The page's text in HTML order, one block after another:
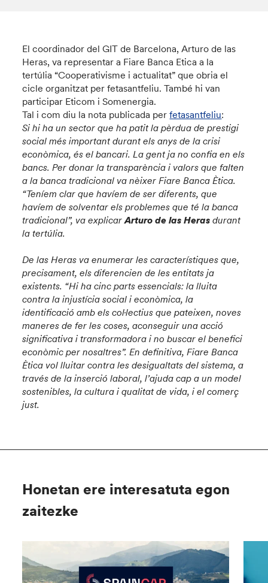
El coordinador del GIT de Barcelona, Arturo de las
Heras, va representar a Fiare Banca Etica a la
tertúlia “Cooperativisme i actualitat” que obria el
cicle organitzat per fetasantfeliu. També hi van
participar Eticom i Somenergia.
Tal i com diu la nota publicada perfetasantfeliu:
Si hi ha un sector que ha patit la pèrdua de prestigi
social més important durant els anys de la crisi
econòmica, és el bancari. La gent ja no confia en els
bancs. Per donar la transparència i valors que falten
a la banca tradicional va nèixer Fiare Banca Ètica.
“Teníem clar que havíem de ser diferents, que
havíem de solventar els problemes que té la banca
tradicional”, va explicarArturo de las Heras durant
la tertúlia.
De las Heras va enumerar les característiques que,
precisament, els diferencien de les entitats ja
existents. “Hi ha cinc parts essencials: la lluita
contra la injustícia social i econòmica, la
identificació amb els col·lectius que pateixen, noves
maneres de fer les coses, aconseguir una acció
significativa i transformadora i no buscar el benefici
econòmic per nosaltres”. En definitiva, Fiare Banca
Ètica vol lluitar contra les desigualtats del sistema, a
través de la inserció laboral, l’ajuda cap a un model
sostenibles, la cultura i qualitat de vida, i el comerç
just.
Honetan ere interesatuta egon
zaitezke